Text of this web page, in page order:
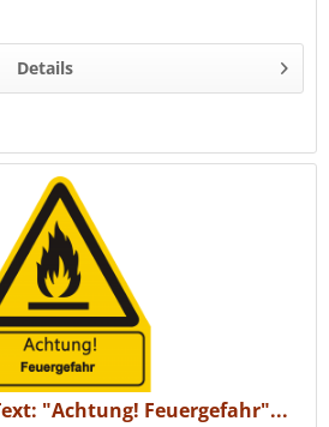
Details
"Achtung! Feuergefahr"...